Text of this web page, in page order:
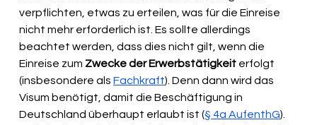
verpflichten, etwas zu erteilen, was für die Einreise
nicht mehr erforderlich ist. Es sollte allerdings
beachtet werden, dass dies nicht gilt, wenn die
Einreise zum Zwecke der Erwerbstätigkeit erfolgt
(insbesondere als Fachkraft). Denn dann wird das
Visum benötigt, damit die Beschäftigung in
Deutschland überhaupt erlaubt ist (§ 4a AufenthG).